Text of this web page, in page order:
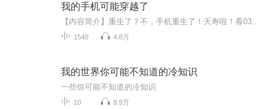
我的手机可能穿越了
1540 4.8万
我的世界你可能不知道的冷知识
一些你可能不知道的冷知识
10 8.9万